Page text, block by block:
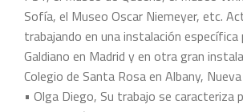
Sofía, el Museo Oscar Niemeyer, etc.
trabajando en una instalación específica
Galdiano en Madrid y en otra gran
Colegio de Santa Rosa en Albany, Nueva
• Olga Diego, Su trabajo se caracteriza